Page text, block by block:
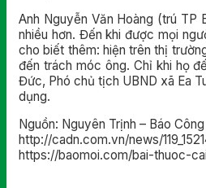
Anh Nguyễn Văn Hoàng (trú TP
nhiều hơn. Đến khi được mọi
cho biết thêm: hiện trên thị
đến trách móc ông. Chỉ khi họ
Đức, Phó chủ tịch UBND xã Ea
dụng.
Nguồn: Nguyên Trịnh – Báo
http://cadn.com.vn/news/
https://baomoi.com/bai-thuoc-